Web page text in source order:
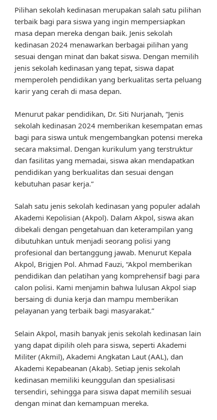
Pilihan sekolah kedinasan merupakan salah satu pilihan
terbaik bagi para siswa yang ingin mempersiapkan
masa depan mereka dengan baik. Jenis sekolah
kedinasan 2024 menawarkan berbagai pilihan yang
sesuai dengan minat dan bakat siswa. Dengan memilih
jenis sekolah kedinasan yang tepat, siswa dapat
memperoleh pendidikan yang berkualitas serta peluang
karir yang cerah di masa depan.
Menurut pakar pendidikan, Dr. Siti Nurjanah, “Jenis
sekolah kedinasan 2024 memberikan kesempatan emas
bagi para siswa untuk mengembangkan potensi mereka
secara maksimal. Dengan kurikulum yang terstruktur
dan fasilitas yang memadai, siswa akan mendapatkan
pendidikan yang berkualitas dan sesuai dengan
kebutuhan pasar kerja.”
Salah satu jenis sekolah kedinasan yang populer adalah
Akademi Kepolisian (Akpol). Dalam Akpol, siswa akan
dibekali dengan pengetahuan dan keterampilan yang
dibutuhkan untuk menjadi seorang polisi yang
profesional dan bertanggung jawab. Menurut Kepala
Akpol, Brigjen Pol. Ahmad Fauzi, “Akpol memberikan
pendidikan dan pelatihan yang komprehensif bagi para
calon polisi. Kami menjamin bahwa lulusan Akpol siap
bersaing di dunia kerja dan mampu memberikan
pelayanan yang terbaik bagi masyarakat.”
Selain Akpol, masih banyak jenis sekolah kedinasan lain
yang dapat dipilih oleh para siswa, seperti Akademi
Militer (Akmil), Akademi Angkatan Laut (AAL), dan
Akademi Kepabeanan (Akab). Setiap jenis sekolah
kedinasan memiliki keunggulan dan spesialisasi
tersendiri, sehingga para siswa dapat memilih sesuai
dengan minat dan kemampuan mereka.